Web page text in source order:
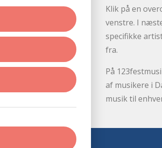
Klik på en
venstre. I
specifikke
fra.
På
af musikere i
musik til